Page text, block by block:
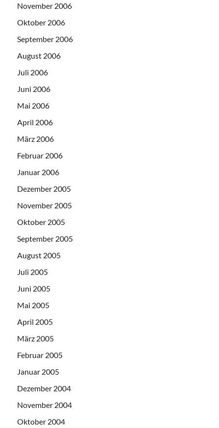
November 2006
Oktober 2006
September 2006
August 2006
Juli 2006
Juni 2006
Mai 2006
April 2006
März 2006
Februar 2006
Januar 2006
Dezember 2005
November 2005
Oktober 2005
September 2005
August 2005
Juli 2005
Juni 2005
Mai 2005
April 2005
März 2005
Februar 2005
Januar 2005
Dezember 2004
November 2004
Oktober 2004